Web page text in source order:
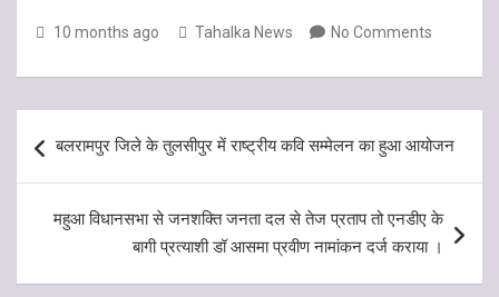
at
s
A
p
p
ce
b
o
o
k
py
Li
n
k
ar
e
10 months ago Tahalka News No Comments
navigation
बलरामपुर जिले के तुलसीपुर में राष्ट्रीय कवि सम्मेलन का हुआ आयोजन
महुआ विधानसभा से जनशक्ति जनता दल से तेज प्रताप तो एनडीए के
बागी प्रत्याशी डॉ आसमा प्रवीण नामांकन दर्ज कराया ।